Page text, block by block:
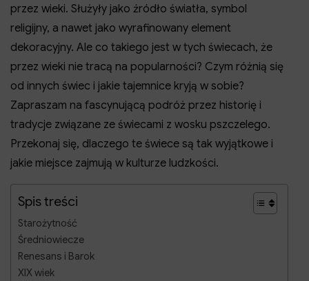
przez wieki. Służyły jako źródło światła, symbol
religijny, a nawet jako wyrafinowany element
dekoracyjny. Ale co takiego jest w tych świecach, że
przez wieki nie tracą na popularności? Czym różnią się
od innych świec i jakie tajemnice kryją w sobie?
Zapraszam na fascynującą podróż przez historię i
tradycje związane ze świecami z wosku pszczelego.
Przekonaj się, dlaczego te świece są tak wyjątkowe i
jakie miejsce zajmują w kulturze ludzkości.
Spis treści
Starożytność
Średniowiecze
Renesans i Barok
XIX wiek